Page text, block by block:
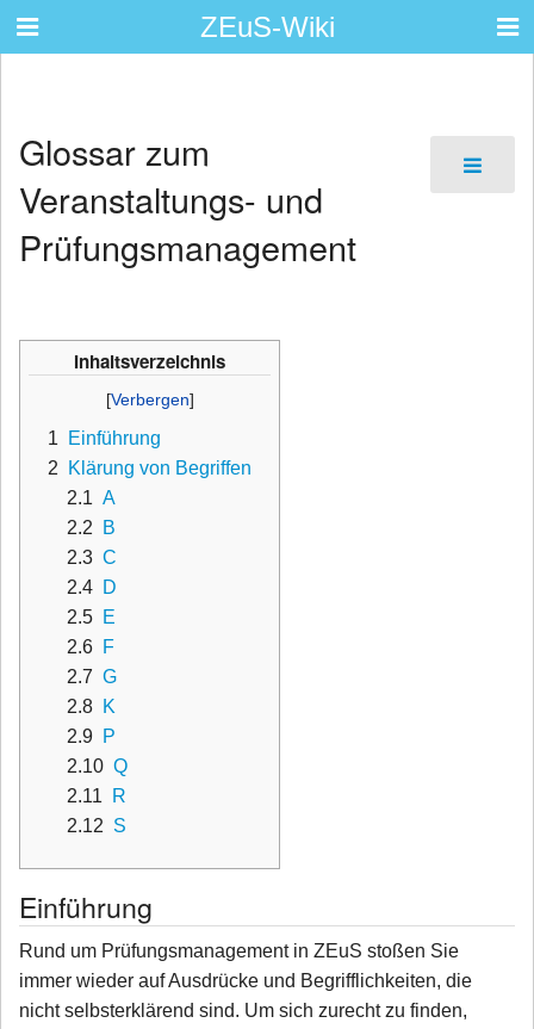
ZEuS-Wiki
Glossar zum
Veranstaltungs- und
Prüfungsmanagement
Inhaltsverzeichnis
1
Einführung
2
Klärung von Begriffen
2.1 A
2.2
B
2.3 C
2.4 D
2.5 E
2.6 F
2.7 G
2.8 K
2.9 P
2.10 Q
2.11
R
2.12 S
Einführung
Rund um Prüfungsmanagement in ZEuS stoßen Sie
immer wieder auf Ausdrücke und Begrifflichkeiten, die
nicht selbsterklärend sind. Um sich zurecht zu finden,